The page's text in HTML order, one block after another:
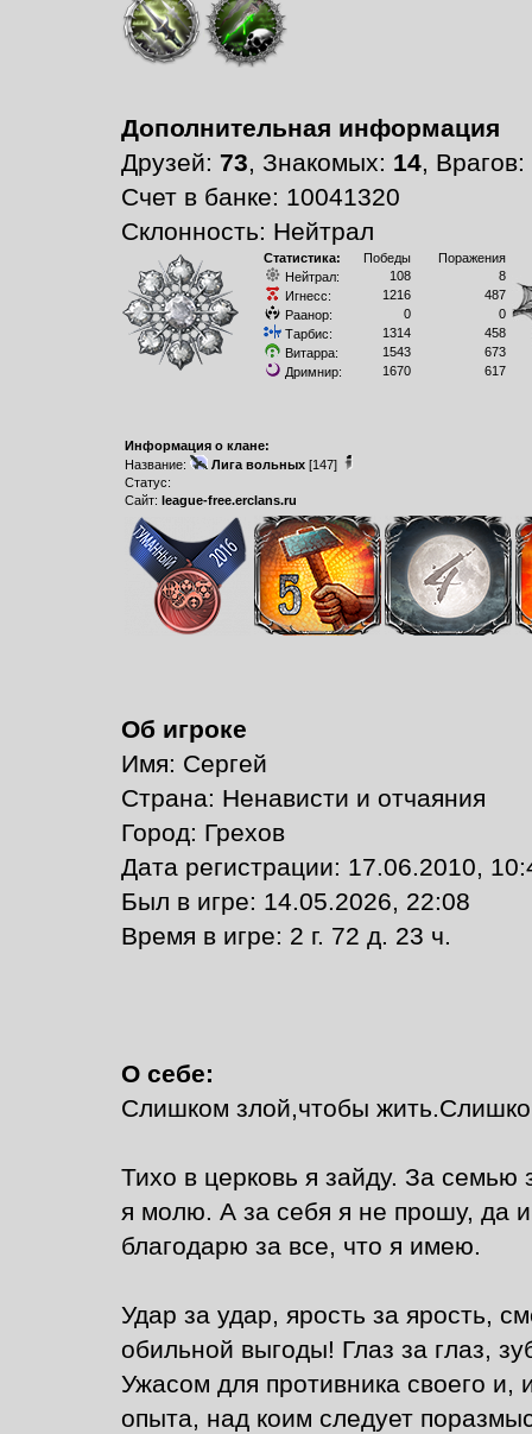
Дополнительная информация
Друзей: 73, Знакомых: 14, Врагов:
Счет в банке: 10041320
Склонность: Нейтрал
Статистика: Победы
Поражения
Нейтрал:
108
8
Игнесс:
1216
487
Раанор:
0
0
Тарбис:
1314
458
Витарра:
1543
673
Дримнир:
1670 617
Информация о клане:
Название:
Лига вольных[147]
Статус:
Сайт: league-free.erclans.ru
Об игроке
Имя: Сергей
Страна: Ненависти и отчаяния
Город: Грехов
Дата регистрации: 17.06.2010,
Был в игре: 14.05.2026, 22:08
Время в игре: 2 г. 72 д. 23 ч.
О себе:
Слишком злой,чтобы
Тихо в церковь я зайду. За семью
я молю. А за себя я не прошу, да
благодарю за все, что я имею.
Удар за удар, ярость за ярость,
обильной выгоды! Глаз за глаз,
Ужасом для противника своего и,
опыта, над коим следует